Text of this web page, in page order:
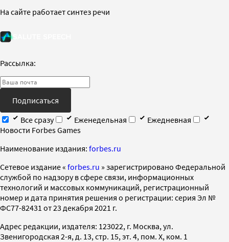
На сайте работает синтез речи
Рассылка:
Подписаться
Все сразу
Еженедельная
Ежедневная
Новости Forbes Games
Наименование издания: forbes.ru
Cетевое издание « forbes.ru » зарегистрировано Федеральной
службой по надзору в сфере связи, информационных
технологий и массовых коммуникаций, регистрационный
номер и дата принятия решения о регистрации: серия Эл №
ФС77-82431 от 23 декабря 2021 г.
Адрес редакции, издателя: 123022, г. Москва, ул.
Звенигородская 2-я, д. 13, стр. 15, эт. 4, пом. X, ком. 1